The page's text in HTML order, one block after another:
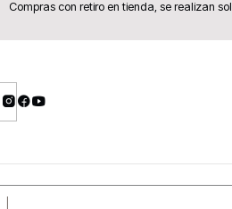
Compras con retiro en tienda, se realizan